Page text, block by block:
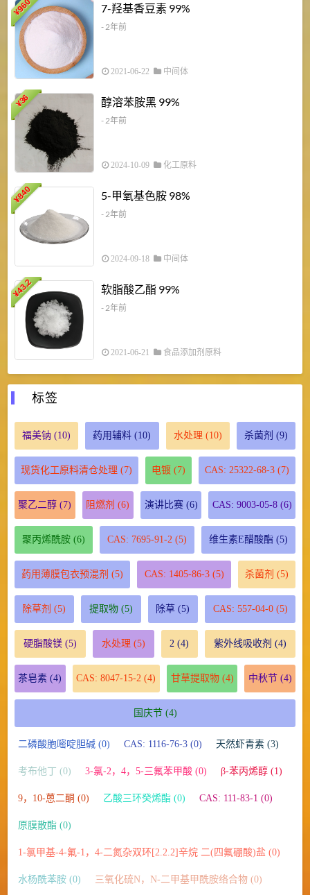
¥
960 7-羟基香豆素 99%
- 2年前
2021-06-22 中间体
¥
36 醇溶苯胺黑 99%
- 2年前
2024-10-09 化工原料
¥
840 5-甲氧基色胺 98%
- 2年前
2024-09-18 中间体
¥
43.2 软脂酸乙酯 99%
- 2年前
2021-06-21 食品添加剂原料
标签
福美钠 (10) 药用辅料 (10) 水处理 (10) 杀菌剂 (9)
现货化工原料清仓处理 (7) 电镀 (7) CAS: 25322-68-3 (7)
聚乙二醇 (7) 阻燃剂 (6) 演讲比赛(6) CAS: 9003-05-8(6)
聚丙烯酰胺(6) CAS: 7695-91-2 (5) 维生素E醋酸酯 (5)
药用薄膜包衣预混剂 (5) CAS: 1405-86-3(5) 杀菌剂 (5)
除草剂 (5) 提取物(5) 除草 (5) CAS: 557-04-0(5)
硬脂酸镁(5) 水处理 (5) 2 (4) 紫外线吸收剂 (4)
茶皂素 (4) CAS: 8047-15-2 (4) 甘草提取物(4) 中秋节(4)
国庆节(4)
二磷酸胞嘧啶胆碱 (0) CAS: 1116-76-3 (0) 天然虾青素 (3)
考布他丁 (0) 3-氯-2，4，5-三氟苯甲酸 (0) β-苯丙烯醇 (1)
9，10-蒽二酮 (0) 乙酸三环癸烯酯 (0) CAS: 111-83-1 (0)
原膜散酯 (0)
1-氯甲基-4-氟-1，4-二氮杂双环[2.2.2]辛烷 二(四氟硼酸)盐 (0)
水杨酰苯胺 (0) 三氧化硫N，N-二甲基甲酰胺络合物 (0)